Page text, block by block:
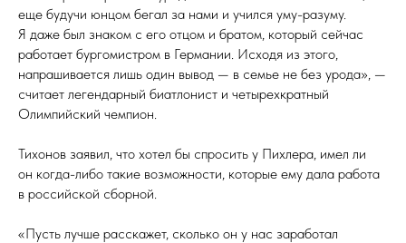
еще будучи юнцом бегал за нами и учился уму-разуму.
Я даже был знаком с его отцом и братом, который сейчас
работает бургомистром в Германии. Исходя из этого,
напрашивается лишь один вывод — в семье не без урода», —
считает легендарный биатлонист и четырехкратный
Олимпийский чемпион.
Тихонов заявил, что хотел бы спросить у Пихлера, имел ли
он когда-либо такие возможности, которые ему дала работа
в российской сборной.
«Пусть лучше расскажет, сколько он у нас заработал